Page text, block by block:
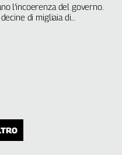
l’incoerenza del governo.
di migliaia di